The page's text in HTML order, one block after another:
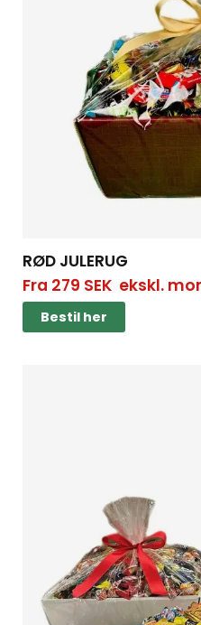
RØD JULERUG
Fra 279 SEKekskl.
Bestil her